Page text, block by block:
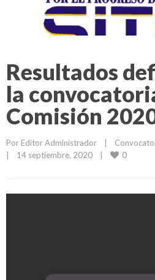
Resultados
la
Comisión
Por Editor Administrador |
|
14 septiembre, 2020 | 0